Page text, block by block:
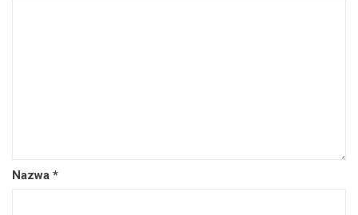
Nazwa *